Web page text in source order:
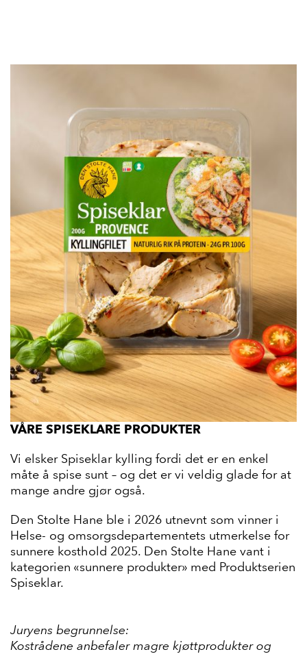
VÅRE SPISEKLARE PRODUKTER
Vi elsker Spiseklar kylling fordi det er en enkel
måte å spise sunt – og det er vi veldig glade for at
mange andre gjør også.
Den Stolte Hane ble i 2026 utnevnt som vinner i
Helse- og omsorgsdepartementets utmerkelse for
sunnere kosthold 2025. Den Stolte Hane vant i
kategorien «sunnere produkter» med Produktserien
Spiseklar.
Juryens begrunnelse:
Kostrådene anbefaler magre kjøttprodukter og